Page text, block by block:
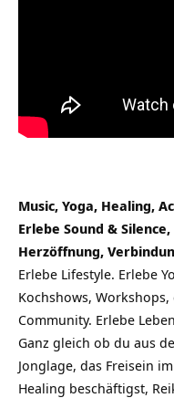
Music, Yoga, Healing,
Erlebe Sound & Silence,
Herzöffnung,
Erlebe Lifestyle. Erlebe
Kochshows,
Community. Erlebe
Ganz gleich ob du aus
Jonglage, das Freisein
Healing beschäftigst,